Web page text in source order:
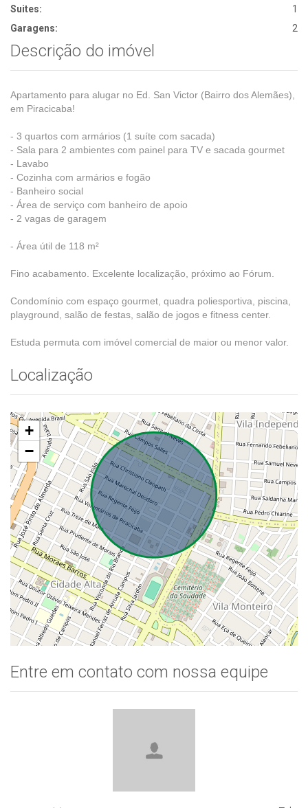
Suites:
1
Garagens:
2
Descrição do imóvel
Apartamento para alugar no Ed. San Victor (Bairro dos Alemães),
em Piracicaba!
- 3 quartos com armários (1 suíte com sacada)
- Sala para 2 ambientes com painel para TV e sacada gourmet
- Lavabo
- Cozinha com armários e fogão
- Banheiro social
- Área de serviço com banheiro de apoio
- 2 vagas de garagem
- Área útil de 118 m²
Fino acabamento. Excelente localização, próximo ao Fórum.
Condomínio com espaço gourmet, quadra poliesportiva, piscina,
playground, salão de festas, salão de jogos e fitness center.
Estuda permuta com imóvel comercial de maior ou menor valor.
Localização
+
−
Entre em contato com nossa equipe